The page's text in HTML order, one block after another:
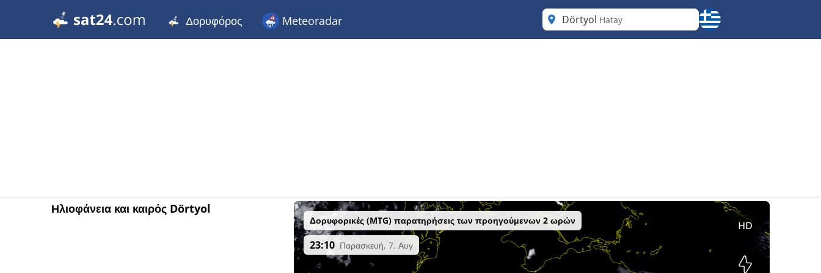
Δορυφόρος Meteoradar Dörtyol Hatay
Ηλιοφάνεια και καιρός Dörtyol
Δορυφορικές (MTG) παρατηρήσεις των προηγούμενων 2 ωρών
23:10 Παρασκευή, 7. Αυγ